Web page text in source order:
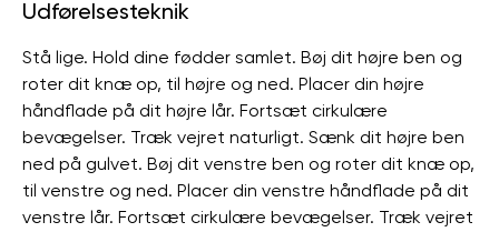
Udførelsesteknik
Stå lige. Hold dine fødder samlet. Bøj dit højre ben og
roter dit knæ op, til højre og ned. Placer din højre
håndflade på dit højre lår. Fortsæt cirkulære
bevægelser. Træk vejret naturligt. Sænk dit højre ben
ned på gulvet. Bøj dit venstre ben og roter dit knæ op,
til venstre og ned. Placer din venstre håndflade på dit
venstre lår. Fortsæt cirkulære bevægelser. Træk vejret